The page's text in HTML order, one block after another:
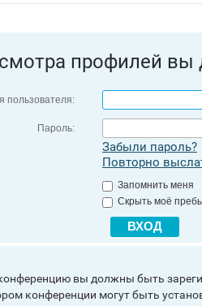
профилей
пользователя:
Пароль:
Забыли пароль?
Повторно
Запомнить меня
Скрыть моё
вы должны быть
конференции могут быть